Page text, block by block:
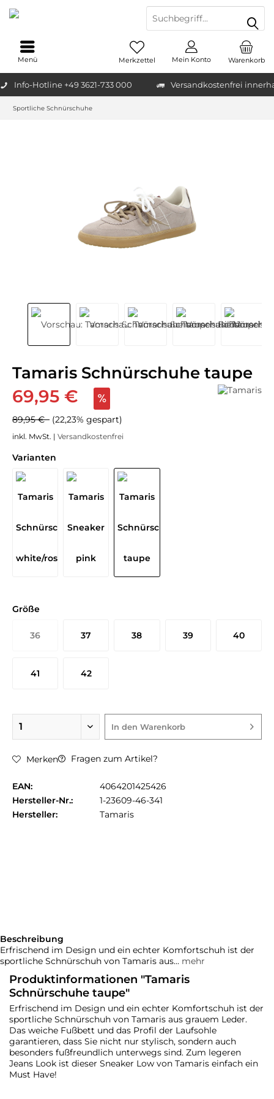
Info-Hotline +49 3621-733 000 Versandkostenfrei
Warenkorb
Merkzettel Mein Konto
Menü
Sportliche Schnürschuhe
Tamaris Schnürschuhe taupe
69,95 €
89,95 € (22,23% gespart)
inkl. MwSt. | Versandkostenfrei
Varianten
Größe
36 37 38 39 40
41 42
In den Warenkorb
Merken Fragen zum Artikel?
EAN:
4064201425426
Hersteller-Nr.:
1-23609-46-341
Hersteller:
Tamaris
Beschreibung
Erfrischend im Design und ein echter Komfortschuh ist der
sportliche Schnürschuh von Tamaris aus... mehr
Produktinformationen "Tamaris
Schnürschuhe taupe"
Erfrischend im Design und ein echter Komfortschuh ist der
sportliche Schnürschuh von Tamaris aus grauem Leder.
Das weiche Fußbett und das Profil der Laufsohle
garantieren, dass Sie nicht nur stylisch, sondern auch
besonders fußfreundlich unterwegs sind. Zum legeren
Jeans Look ist dieser Sneaker Low von Tamaris einfach ein
Must Have!